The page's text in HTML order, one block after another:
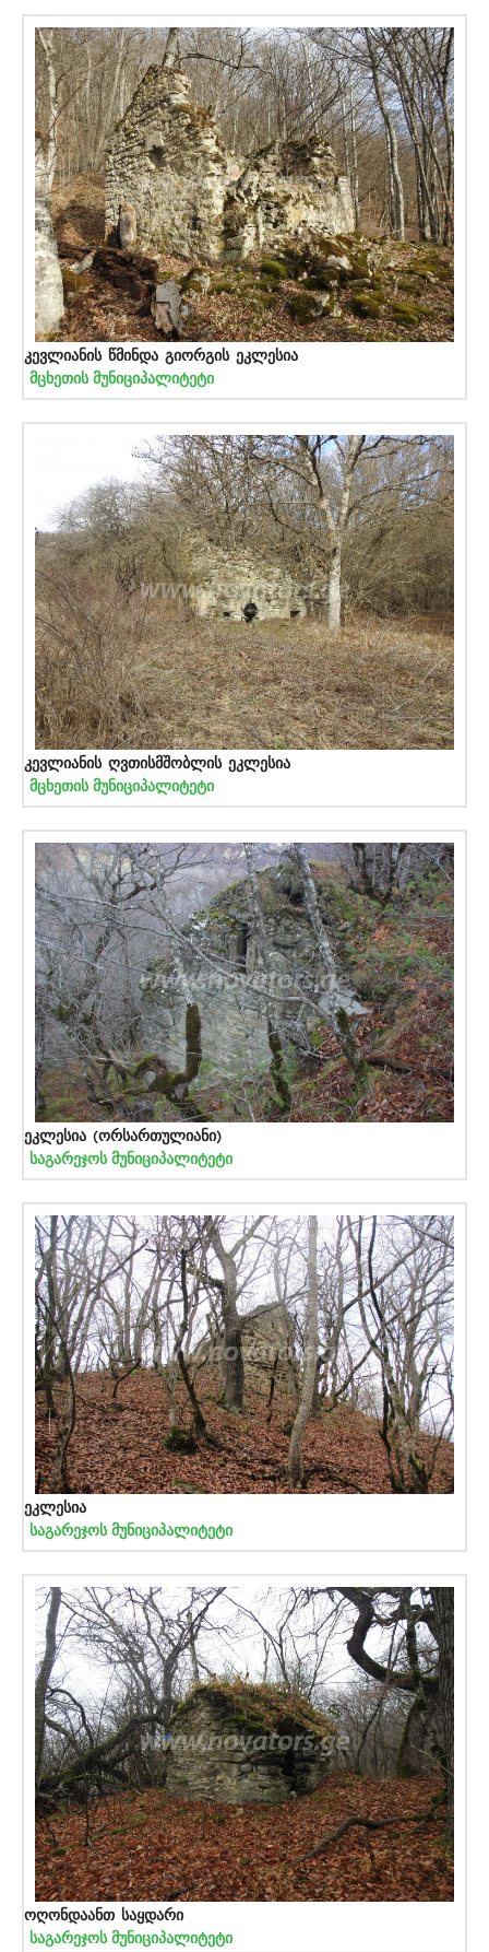
კევლიანის წმინდა გიორგის ეკლესია
მცხეთის მუნიციპალიტეტი
კევლიანის ღვთისმშობლის ეკლესია
მცხეთის მუნიციპალიტეტი
ეკლესია (ორსართულიანი)
საგარეჯოს მუნიციპალიტეტი
ეკლესია
საგარეჯოს მუნიციპალიტეტი
ოღონდაანთ საყდარი
საგარეჯოს მუნიციპალიტეტი